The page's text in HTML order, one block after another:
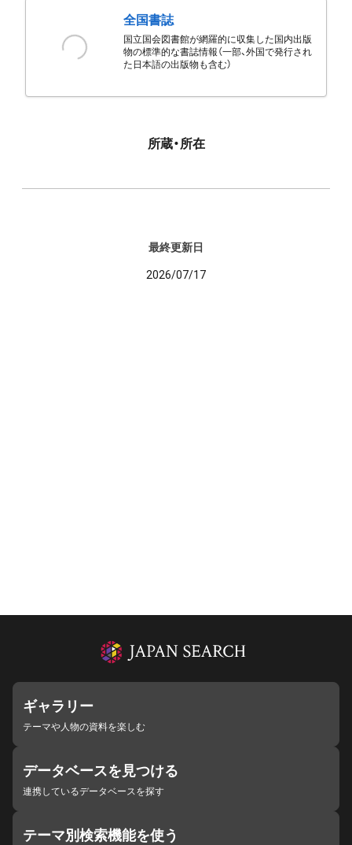
全国書誌
国立国会図書館が網羅的に収集した国内出版
物の標準的な書誌情報（一部、外国で発行され
た日本語の出版物も含む）
所蔵・所在
最終更新日
2026/07/17
ギャラリー
テーマや人物の資料を楽しむ
データベースを見つける
連携しているデータベースを探す
テーマ別検索機能を使う